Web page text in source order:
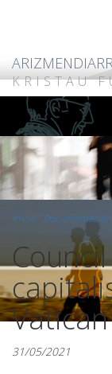
KRISTAU
Inicio/ Documentación
Vatican
31/05/2021